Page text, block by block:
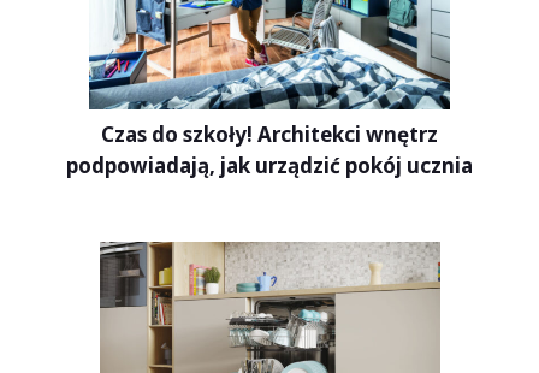
Czas do szkoły! Architekci wnętrz
podpowiadają, jak urządzić pokój ucznia